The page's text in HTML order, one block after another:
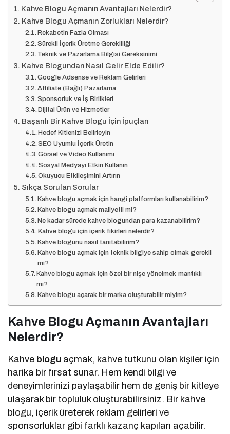
Kahve Blogu Açmanın Avantajları Nelerdir?
Kahve Blogu Açmanın Zorlukları Nelerdir?
Rekabetin Fazla Olması
Sürekli İçerik Üretme Gerekliliği
Teknik ve Pazarlama Bilgisi Gereksinimi
Kahve Blogundan Nasıl Gelir Elde Edilir?
Google Adsense ve Reklam Gelirleri
Affiliate (Bağlı) Pazarlama
Sponsorluk ve İş Birlikleri
Dijital Ürün ve Hizmetler
Başarılı Bir Kahve Blogu İçin İpuçları
Hedef Kitlenizi Belirleyin
SEO Uyumlu İçerik Üretin
Görsel ve Video Kullanımı
Sosyal Medyayı Etkin Kullanın
Okuyucu Etkileşimini Artırın
Sıkça Sorulan Sorular
Kahve blogu açmak için hangi platformları kullanabilirim?
Kahve blogu açmak maliyetli mi?
Ne kadar sürede kahve blogundan para kazanabilirim?
Kahve blogu için içerik fikirleri nelerdir?
Kahve blogunu nasıl tanıtabilirim?
Kahve blogu açmak için teknik bilgiye sahip olmak gerekli
mi?
Kahve blogu açmak için özel bir nişe yönelmek mantıklı
mı?
Kahve blogu açarak bir marka oluşturabilir miyim?
Kahve Blogu Açmanın Avantajları
Nelerdir?
Kahve blogu açmak, kahve tutkunu olan kişiler için
harika bir fırsat sunar. Hem kendi bilgi ve
deneyimlerinizi paylaşabilir hem de geniş bir kitleye
ulaşarak bir topluluk oluşturabilirsiniz. Bir kahve
blogu, içerik üreterek reklam gelirleri ve
sponsorluklar gibi farklı kazanç kapıları açabilir.